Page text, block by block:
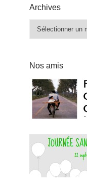
Archives
Archives
Nos amis